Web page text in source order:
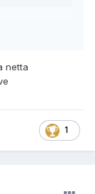
netta
1